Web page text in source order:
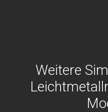
Weitere